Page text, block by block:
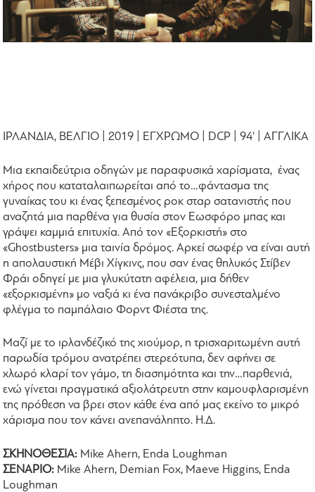
ΙΡΛΑΝΔΙΑ, ΒΕΛΓΙΟ | 2019 | ΕΓΧΡΩΜΟ | DCP | 94' | ΑΓΓΛΙΚΑ
Μια εκπαιδεύτρια οδηγών με παραφυσικά χαρίσματα, ένας
χήρος που καταταλαιπωρείται από το…φάντασμα της
γυναίκας του κι ένας ξεπεσμένος ροκ σταρ σατανιστής που
αναζητά μια παρθένα για θυσία στον Εωσφόρο μπας και
γράψει καμμιά επιτυχία. Από τον «Εξορκιστή» στο
«Ghostbusters» μια ταινία δρόμος. Αρκεί σωφέρ να είναι αυτή
η απολαυστική Μέβι Χίγκινς, που σαν ένας θηλυκός Στίβεν
Φράι οδηγεί με μια γλυκύτατη αφέλεια, μια δήθεν
«εξορκισμένη» μο ναξιά κι ένα πανάκριβο συνεσταλμένο
φλέγμα το παμπάλαιο Φορντ Φιέστα της.
Μαζί με το ιρλανδέζικό της χιούμορ, η τρισχαριτωμένη αυτή
παρωδία τρόμου ανατρέπει στερεότυπα, δεν αφήνει σε
χλωρό κλαρί τον γάμο, τη διασημότητα και την…παρθενιά,
ενώ γίνεται πραγματικά αξιολάτρευτη στην καμουφλαρισμένη
της πρόθεση να βρει στον κάθε ένα από μας εκείνο το μικρό
χάρισμα που τον κάνει ανεπανάληπτο. Η.Δ.
ΣΚΗΝΟΘΕΣΙΑ: Mike Ahern, Enda Loughman
ΣΕΝΑΡΙΟ: Mike Ahern, Demian Fox, Maeve Higgins, Enda
Loughman